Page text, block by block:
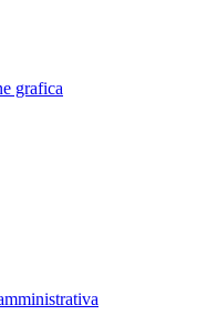
grafica